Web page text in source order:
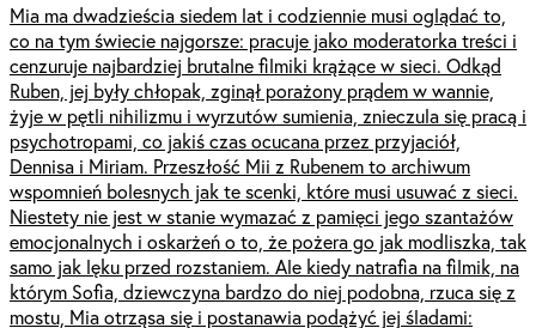
Mia ma dwadzieścia siedem lat i codziennie musi oglądać to,
co na tym świecie najgorsze: pracuje jako moderatorka treści i
cenzuruje najbardziej brutalne filmiki krążące w sieci. Odkąd
Ruben, jej były chłopak, zginął porażony prądem w wannie,
żyje w pętli nihilizmu i wyrzutów sumienia, znieczula się pracą i
psychotropami, co jakiś czas ocucana przez przyjaciół,
Dennisa i Miriam. Przeszłość Mii z Rubenem to archiwum
wspomnień bolesnych jak te scenki, które musi usuwać z sieci.
Niestety nie jest w stanie wymazać z pamięci jego szantażów
emocjonalnych i oskarżeń o to, że pożera go jak modliszka, tak
samo jak lęku przed rozstaniem. Ale kiedy natrafia na filmik, na
którym Sofia, dziewczyna bardzo do niej podobna, rzuca się z
mostu, Mia otrząsa się i postanawia podążyć jej śladami: